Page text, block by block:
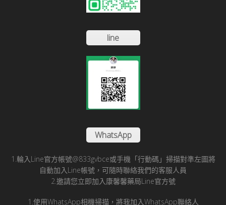
line
WhatsApp
1.輪入Line官方帳號@833gvbce或手機「行動碼」掃描對準左圖將
自動加入Line帳號，可隨時聯絡我們的客服人員
2.邀請您立即加入康馨馨藥局Line官方號
1.使用WhatsApp相機掃描，將我加入WhatsApp聯絡人